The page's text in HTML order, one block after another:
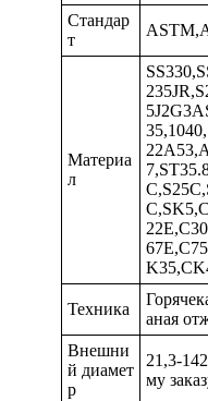
Стандар
т
Материа
л
Техника
аная
Внешни
й диамет
р
21,3-
му